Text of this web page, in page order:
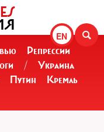
EN
Репрессии
/
Украина
Путин
Кремль